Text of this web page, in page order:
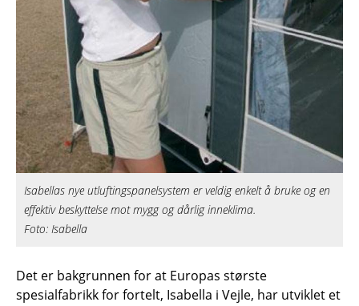
Isabellas nye utluftingspanelsystem er veldig enkelt å bruke og en
effektiv beskyttelse mot mygg og dårlig inneklima.
Foto: Isabella
Det er bakgrunnen for at Europas største
spesialfabrikk for fortelt, Isabella i Vejle, har utviklet et